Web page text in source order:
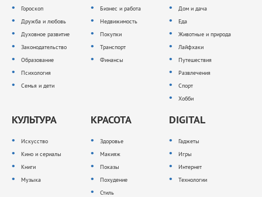
Гороскоп
Дружба и любовь
Духовное развитие
Законодательство
Образование
Психология
Семья и дети
Бизнес и работа
Недвижимость
Покупки
Транспорт
Финансы
Дом и дача
Еда
Животные и природа
Лайфхаки
Путешествия
Развлечения
Спорт
Хобби
КУЛЬТУРА
Искусство
Кино и сериалы
Книги
Музыка
КРАСОТА
Здоровье
Макияж
Показы
Похудение
Стиль
DIGITAL
Гаджеты
Игры
Интернет
Технологии